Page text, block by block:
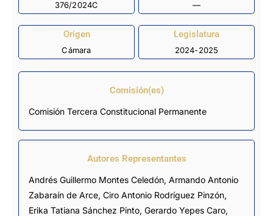
376/2024C —
Origen
Cámara
Legislatura
2024-2025
Comisión(es)
Comisión Tercera Constitucional Permanente
Autores Representantes
Andrés Guillermo Montes Celedón, Armando Antonio
Zabaraín de Arce, Ciro Antonio Rodríguez Pinzón,
Erika Tatiana Sánchez Pinto, Gerardo Yepes Caro,